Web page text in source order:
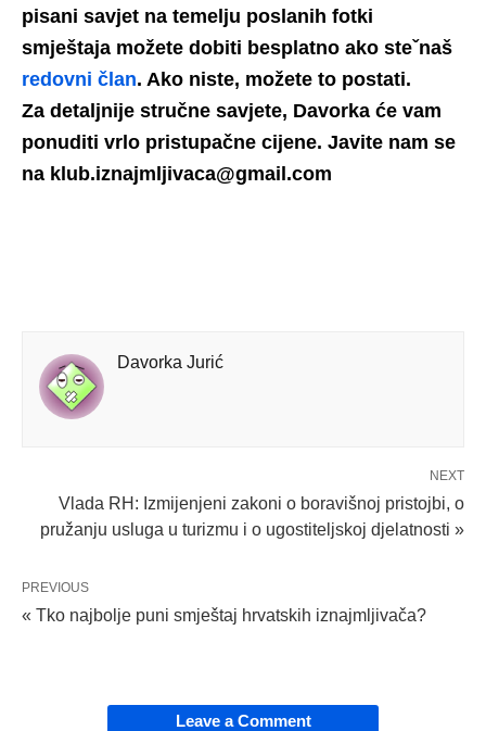
pisani savjet na temelju poslanih fotki
smještaja možete dobiti besplatno ako steˇnaš
redovni član. Ako niste, možete to postati.
Za detaljnije stručne savjete, Davorka će vam
ponuditi vrlo pristupačne cijene. Javite nam se
na klub.iznajmljivaca@gmail.com
Davorka Jurić
NEXT
Vlada RH: Izmijenjeni zakoni o boravišnoj pristojbi, o
pružanju usluga u turizmu i o ugostiteljskoj djelatnosti »
PREVIOUS
« Tko najbolje puni smještaj hrvatskih iznajmljivača?
Leave a Comment